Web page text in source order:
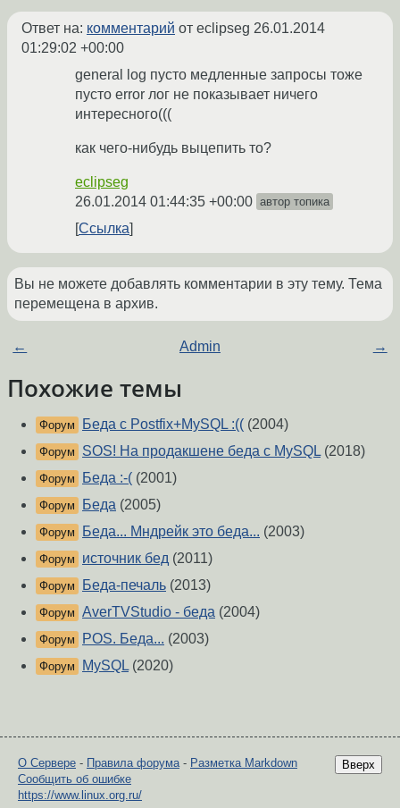
Ответ на: комментарий от eclipseg 26.01.2014
01:29:02 +00:00
general log пусто медленные запросы тоже
пусто error лог не показывает ничего
интересного(((
как чего-нибудь выцепить то?
eclipseg
26.01.2014 01:44:35 +00:00 автор топика
Ссылка
Вы не можете добавлять комментарии в эту тему. Тема
перемещена в архив.
← Admin →
Похожие темы
Форум Беда с Postfix+MySQL :(( (2004)
Форум SOS! На продакшене беда с MySQL (2018)
Форум Беда :-( (2001)
Форум Беда (2005)
Форум Беда... Мндрейк это беда... (2003)
Форум источник бед (2011)
Форум Беда-печаль (2013)
Форум AverTVStudio - беда (2004)
Форум POS. Беда... (2003)
Форум MySQL (2020)
Вверх
О Сервере - Правила форума- Разметка Markdown
Сообщить об ошибке
https://www.linux.org.ru/